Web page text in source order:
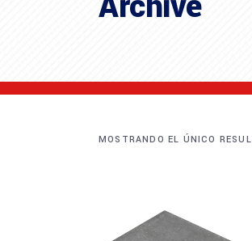
MOSTRANDO EL ÚNICO